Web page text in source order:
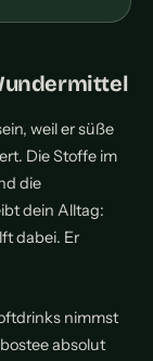
weil er süße
Die Stoffe im
die
dein Alltag:
dabei. Er
nimmst
absolut